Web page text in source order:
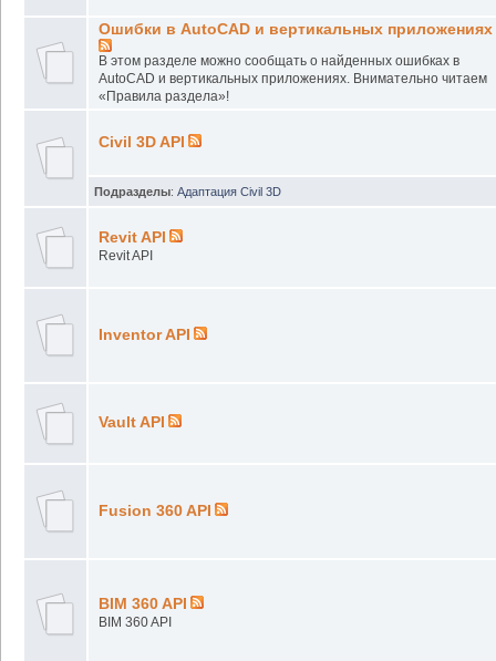
Ошибки в AutoCAD и вертикальных приложениях
В этом разделе можно сообщать о найденных ошибках в
AutoCAD и вертикальных приложениях. Внимательно читаем
«Правила раздела»!
Civil 3D API
Подразделы: Адаптация Civil 3D
Revit API
Revit API
Inventor API
Vault API
Fusion 360 API
BIM 360 API
BIM 360 API